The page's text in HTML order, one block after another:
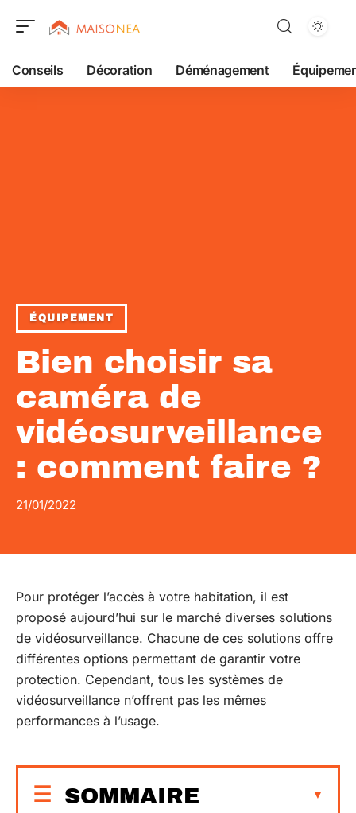
Conseils Décoration Déménagement
ÉQUIPEMENT
Bien choisir sa
caméra de
vidéosurveillance
: comment faire ?
21/01/2022
Pour protéger l’accès à votre habitation, il est
proposé aujourd’hui sur le marché diverses solutions
de vidéosurveillance. Chacune de ces solutions offre
différentes options permettant de garantir votre
protection. Cependant, tous les systèmes de
vidéosurveillance n’offrent pas les mêmes
performances à l’usage.
SOMMAIRE